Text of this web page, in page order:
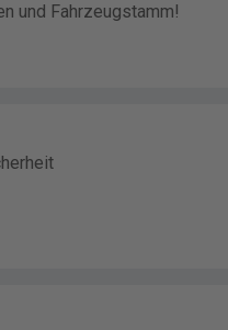
und Fahrzeugstamm!